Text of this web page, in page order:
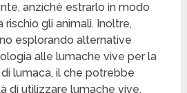
anziché estrarlo in modo
gli animali. Inoltre,
esplorando alternative
alle lumache vive per la
lumaca, il che potrebbe
di utilizzare lumache vive.